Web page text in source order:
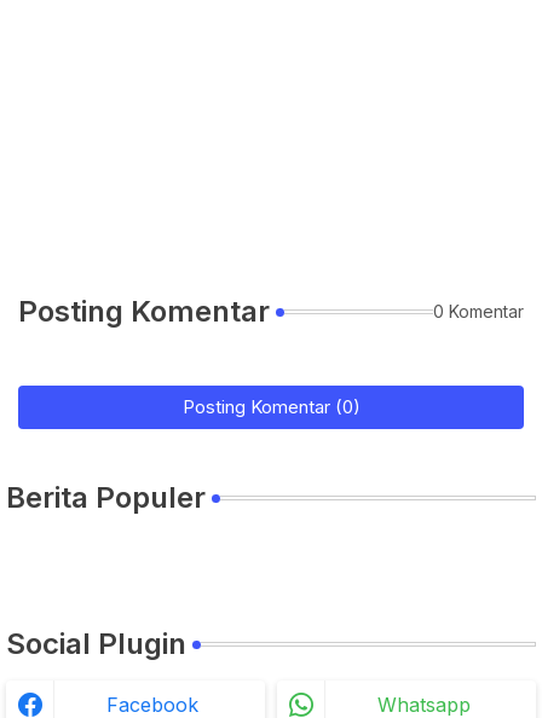
Posting Komentar 0 Komentar
Posting Komentar (0)
Berita Populer
Social Plugin
Facebook Whatsapp